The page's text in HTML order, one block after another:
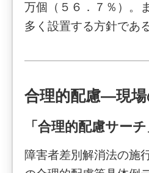
万個（５６．７％）。
多く設置する方針であ
合理的配慮―現場
「合理的配慮サー
障害者差別解消法の施